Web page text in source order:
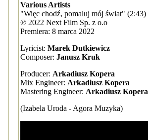
Various Artists
"Więc chodź, pomaluj mój świat" (2:43)
℗ 2022 Next Film Sp. z o.o
Premiera: 8 marca 2022
Lyricist: Marek Dutkiewicz
Composer: Janusz Kruk
Producer: Arkadiusz Kopera
Mix Engineer: Arkadiusz Kopera
Mastering Engineer: Arkadiusz Kopera
(Izabela Uroda - Agora Muzyka)